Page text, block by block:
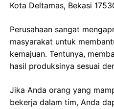
Kota Deltamas, Bekasi
Perusahaan sangat
masyarakat untuk
kemajuan. Tentunya,
hasil produksinya sesuai
Jika Anda orang yang
bekerja dalam tim, Anda